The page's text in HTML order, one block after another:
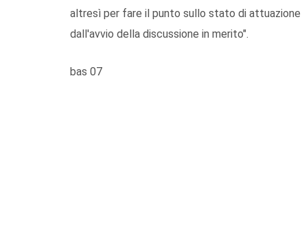
altresì per fare il punto sullo stato di attuazione
dall'avvio della discussione in merito".
bas 07